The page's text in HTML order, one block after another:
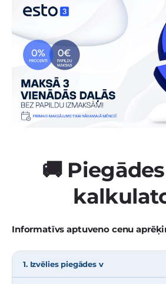
🚚
Informatīvs aptuveno cenu
1. Izvēlies piegādes v